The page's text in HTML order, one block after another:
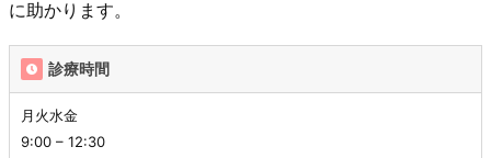
に助かります。
診療時間
月火水金
9:00 – 12:30